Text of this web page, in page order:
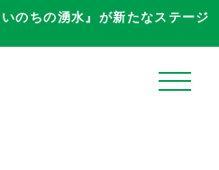
のちの湧水』が新たなステージ